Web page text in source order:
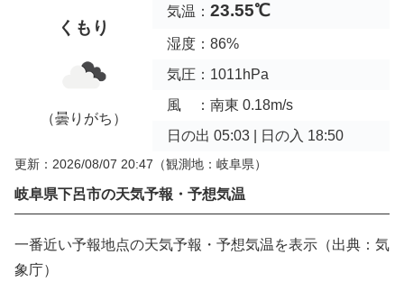
くもり
（曇りがち）
気温： 23.55℃
湿度：86%
気圧：1011hPa
風 ：南東 0.18m/s
日の出 05:03 | 日の入 18:50
更新：2026/08/07 20:47 （観測地：岐阜県）
岐阜県下呂市の天気予報・予想気温
一番近い予報地点の天気予報・予想気温を表示（出典：気
象庁）